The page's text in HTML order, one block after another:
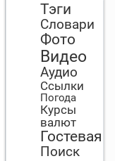
Тэги
Словари
Фото
Видео
Аудио
Ссылки
Погода
Курсы
валют
Гостевая
Поиск